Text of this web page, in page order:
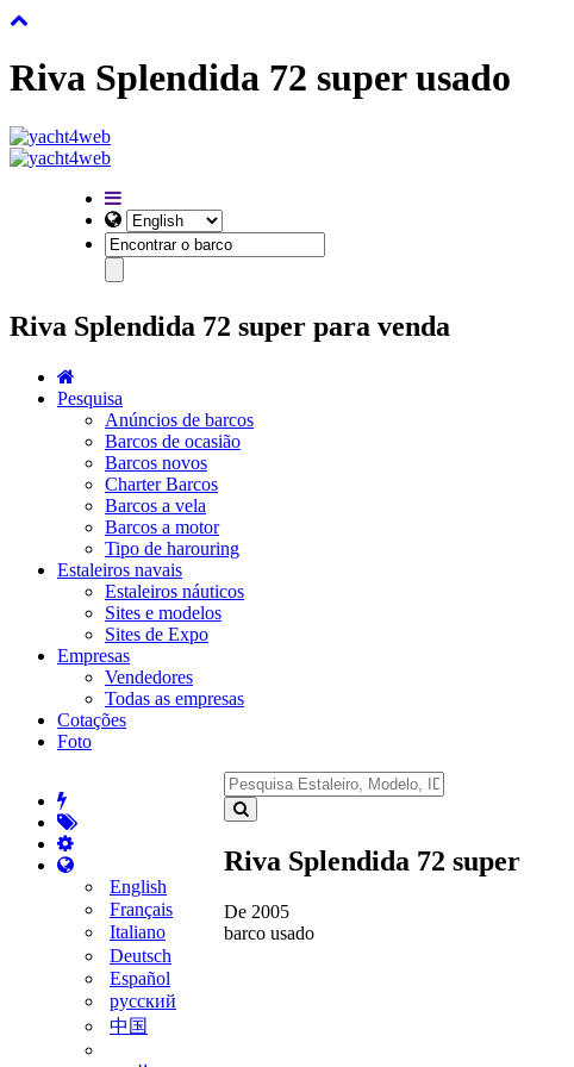
Riva Splendida 72 super usado
Riva Splendida 72 super para venda
Pesquisa
Anúncios de barcos
Barcos de ocasião
Barcos novos
Charter Barcos
Barcos a vela
Barcos a motor
Tipo de harouring
Estaleiros navais
Estaleiros náuticos
Sites e modelos
Sites de Expo
Empresas
Vendedores
Todas as empresas
Cotações
Foto
English
Français
Italiano
Deutsch
Español
русский
中国
Riva Splendida 72 super
De 2005
barco usado